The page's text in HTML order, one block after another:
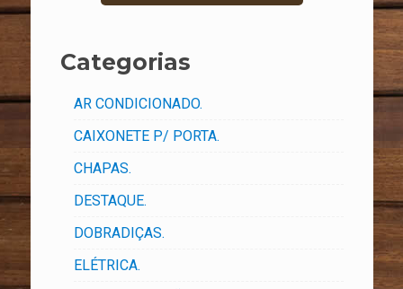
Categorias
AR CONDICIONADO.
CAIXONETE P/ PORTA.
CHAPAS.
DESTAQUE.
DOBRADIÇAS.
ELÉTRICA.